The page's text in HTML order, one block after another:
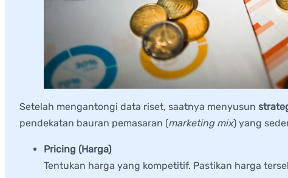
Setelah mengantongi data riset, saatnya menyusun
pendekatan bauran pemasaran (marketing mix) yang
Pricing (Harga)
Tentukan harga yang kompetitif. Pastikan harga